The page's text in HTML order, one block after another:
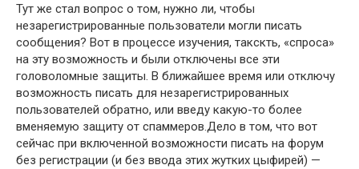
Тут же стал вопрос о том, нужно ли, чтобы
незарегистрированные пользователи могли писать
сообщения? Вот в процессе изучения, такскть, «спроса»
на эту возможность и были отключены все эти
головоломные защиты. В ближайшее время или отключу
возможность писать для незарегистрированных
пользователей обратно, или введу какую-то более
вменяемую защиту от спаммеров.Дело в том, что вот
сейчас при включенной возможности писать на форум
без регистрации (и без ввода этих жутких цыфирей) —